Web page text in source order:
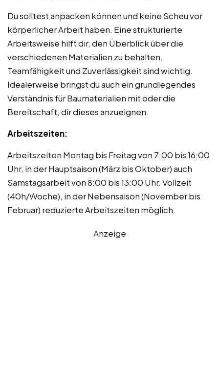
Du solltest anpacken können und keine Scheu vor
körperlicher Arbeit haben. Eine strukturierte
Arbeitsweise hilft dir, den Überblick über die
verschiedenen Materialien zu behalten.
Teamfähigkeit und Zuverlässigkeit sind wichtig.
Idealerweise bringst du auch ein grundlegendes
Verständnis für Baumaterialien mit oder die
Bereitschaft, dir dieses anzueignen.
Arbeitszeiten:
Arbeitszeiten Montag bis Freitag von 7:00 bis 16:00
Uhr, in der Hauptsaison (März bis Oktober) auch
Samstagsarbeit von 8:00 bis 13:00 Uhr. Vollzeit
(40h/Woche), in der Nebensaison (November bis
Februar) reduzierte Arbeitszeiten möglich.
Anzeige